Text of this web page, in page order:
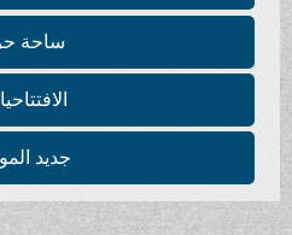
ساحة حرة
الافتتاحيات
جديد الموقع